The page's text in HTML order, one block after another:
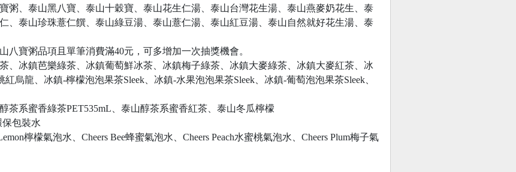
粥、泰山黑八寶、泰山十穀寶、泰山花生仁湯、泰山台灣花生湯、泰山燕麥奶花生、泰
、泰山珍珠薏仁饌、泰山綠豆湯、泰山薏仁湯、泰山紅豆湯、泰山自然就好花生湯、泰
八寶粥品項且單筆消費滿40元，可多增加一次抽獎機會。
、冰鎮芭樂綠茶、冰鎮葡萄鮮冰茶、冰鎮梅子綠茶、冰鎮大麥綠茶、冰鎮大麥紅茶、冰
烏龍、冰鎮-檸檬泡泡果茶Sleek、冰鎮-水果泡泡果茶Sleek、冰鎮-葡萄泡泡果茶Sleek、
茶系蜜香綠茶PET535mL、泰山醇茶系蜜香紅茶、泰山冬瓜檸檬
保包裝水
檸檬氣泡水、Cheers Bee蜂蜜氣泡水、Cheers Peach水蜜桃氣泡水、Cheers Plum梅子氣